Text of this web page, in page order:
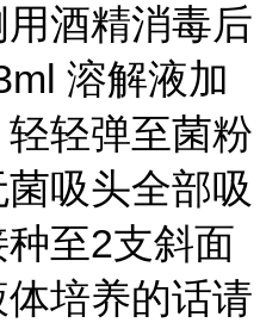
酒精消毒后
溶解液加
轻弹至菌粉
吸头全部吸
至2支斜面
体培养的话请